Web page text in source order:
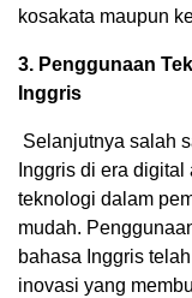
kosakata maupun
3. Penggunaan
Inggris
Selanjutnya salah
Inggris di era
teknologi dalam
mudah.
bahasa Inggris
inovasi yang